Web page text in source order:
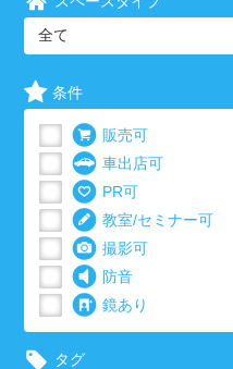
全て
条件
販売可
車出店可
PR可
教室/セミナー可
撮影可
防音
鏡あり
タグ